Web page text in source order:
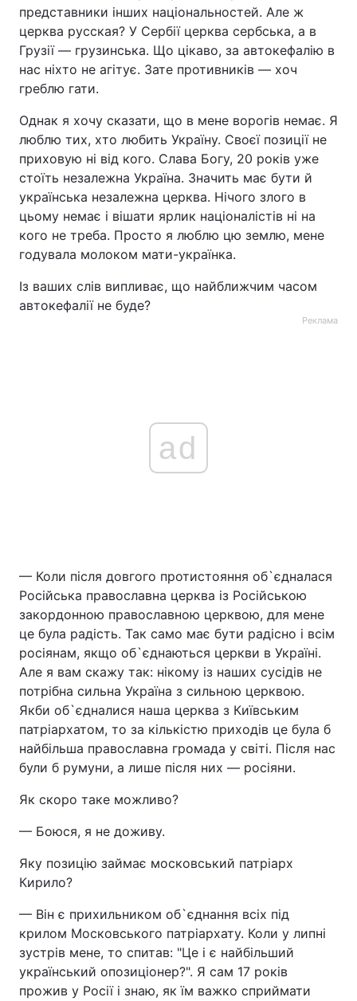
представники інших національностей. Але ж
церква русская? У Сербії церква сербська, а в
Грузії — грузинська. Що цікаво, за автокефалію в
нас ніхто не агітує. Зате противників — хоч
греблю гати.
Однак я хочу сказати, що в мене ворогів немає. Я
люблю тих, хто любить Україну. Своєї позиції не
приховую ні від кого. Слава Богу, 20 років уже
стоїть незалежна Україна. Значить має бути й
українська незалежна церква. Нічого злого в
цьому немає і вішати ярлик націоналістів ні на
кого не треба. Просто я люблю цю землю, мене
годувала молоком мати-українка.
Із ваших слів випливає, що найближчим часом
автокефалії не буде?
Реклама
ad
— Коли після довгого протистояння об`єдналася
Російська православна церква із Російською
закордонною православною церквою, для мене
це була радість. Так само має бути радісно і всім
росіянам, якщо об`єднаються церкви в Україні.
Але я вам скажу так: нікому із наших сусідів не
потрібна сильна Україна з сильною церквою.
Якби об`єдналися наша церква з Київським
патріархатом, то за кількістю приходів це була б
найбільша православна громада у світі. Після нас
були б румуни, а лише після них — росіяни.
Як скоро таке можливо?
— Боюся, я не доживу.
Яку позицію займає московський патріарх
Кирило?
— Він є прихильником об`єднання всіх під
крилом Московського патріархату. Коли у липні
зустрів мене, то спитав: "Це і є найбільший
український опозиціонер?". Я сам 17 років
прожив у Росії і знаю, як їм важко сприймати